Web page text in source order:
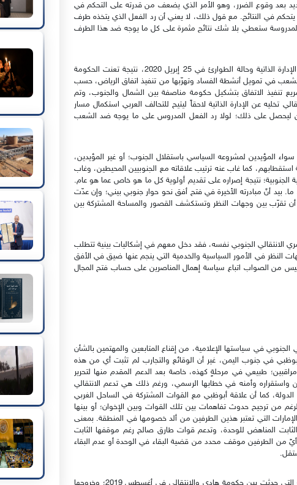
بعد وقوع الضرر، وهو الأمر الذي يضعف من قدرته على التحكم في
في النتائج. مع قول ذلك، لا يعني أن رد الفعل الذي يتخذه طرف
المدروسة ستعطي بلا شك نتائج مثمرة على كل ما يوجه ضد هذا الطرف
على سبيل المثال: إعلان المجلس الانتقالي الجنوبي الإدارة الذاتية وحالة الطوارئ في 25 إبريل 2020، نتيجة تعنت الحكومة
الشعب في تمويل أنشطة الفساد وتهرّبها من تنفيذ اتفاق الرياض، حسب
تنفيذ الاتفاق بتشكيل حكومة مناصفة بين الشمال والجنوب، وتم
تخليه عن الإدارة الذاتية لاحقاً ليتيح للتحالف العربي استكمال مسار
ليحصل على ذلك؛ لولا رد الفعل المدروس على ما يوجه ضد الشعب
المؤيدين لمشروعه السياسي باستقلال الجنوب؛ أو غير المؤيدين،
كما غاب عنه ترتيب علاقاته مع الجنوبيين المحيطين، وغاب
نتيجة إصراره على تقديم أولوية كل ما هو خاص عما هو عام.
ما. بيد أنً مبادرته الأخيرة في فتح أفق نحو حوار جنوبي بيني؛ وإن عدّت
تقرّب بين وجهات النظر وتستكشف القصور والمساحة المشتركة بين
الانتقالي الجنوبي نفسه، فقد دخل معهم في إشكاليات بينية تتطلب
النظر في الأمور السياسية والخدمية التي ينجم عنها ضيق في الأفق
ليس من الصواب اتباع سياسة إهمال المناصرين على حساب فتح المجال
الجنوبي في سياستها الإعلامية، من إقناع المتابعين والمهتمين بالشأن
في جنوب اليمن، غير أن الوقائع والتجارب لم تثبت أي من هذه
مراقبين؛ طبيعي في مرحلةٍ كهذه، خاصة بعد الدعم المقدم منها لتحرير
وأمنه في خطابها الرسمي، ورغم ذلك هي تدعم الانتقالي
كما أن علاقة أبوظبي مع القوات المشتركة في الساحل الغربي
من ترجيح حدوث تفاهمات بين تلك القوات وبين الإخوان؛ أو بينها
التي تعتبر هذين الطرفين من ألد خصومها في المنطقة. بمعنى
المناهض للوحدة، وتدعم قوات طارق صالح رغم موقفها الثابت
من الطرفين موقف محدد من قضية البقاء في الوحدة أو عدم البقاء